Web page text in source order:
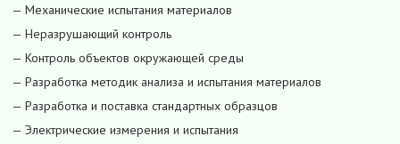
— Механические испытания материалов
— Неразрушающий контроль
— Контроль объектов окружающей среды
— Разработка методик анализа и испытания материалов
— Разработка и поставка стандартных образцов
— Электрические измерения и испытания